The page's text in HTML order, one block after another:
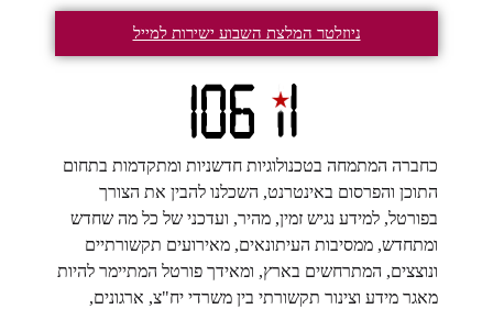
ניוזלטר המלצת השבוע ישירות למייל
כחברה המתמחה בטכנולוגיות חדשניות ומתקדמות בתחום
התוכן והפרסום באינטרנט, השכלנו להבין את הצורך
בפורטל, למידע נגיש זמין, מהיר, ועדכני של כל מה שחדש
ומתחדש, ממסיבות העיתונאים, מאירועים תקשורתיים
ונוצצים, המתרחשים בארץ, ומאידך פורטל המתיימר להיות
מאגר מידע וצינור תקשורתי בין משרדי יח"צ, ארגונים,